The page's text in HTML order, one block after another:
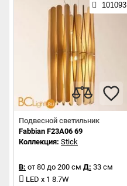
101093
Подвесной светильник
Fabbian F23A06 69
Коллекция: Stick
В: от 80 до 200 см Д: 33 см
LED x 1 8.7W